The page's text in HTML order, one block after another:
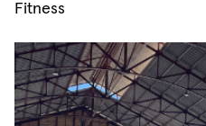
Fitness